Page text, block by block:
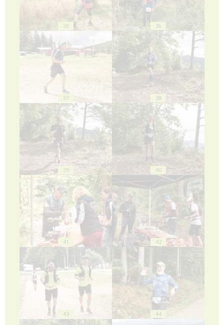
35 36
37 38
39 40
41 42
43 44